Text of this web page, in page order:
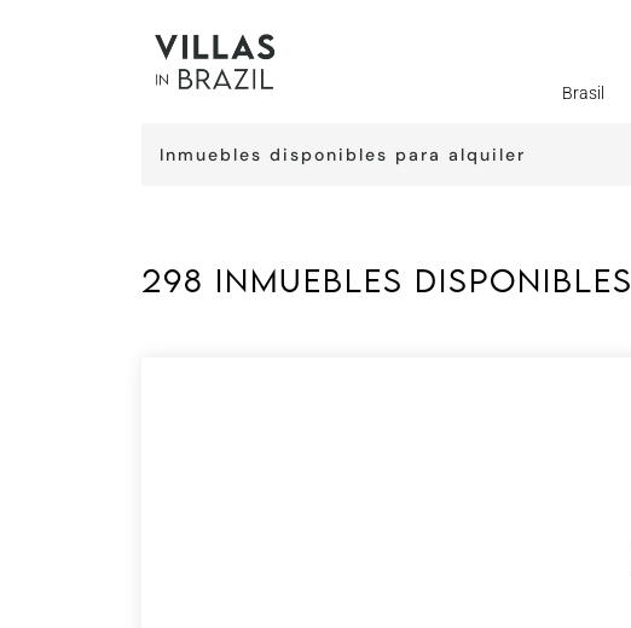
Brasil
Inmuebles disponibles para alquiler
298 inmuebles disponibles